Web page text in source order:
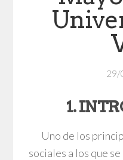
29/
1.
Uno de los
sociales a los que